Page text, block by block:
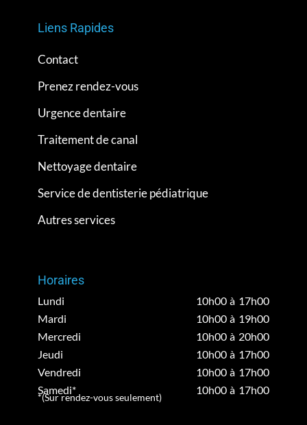
Liens Rapides
Contact
Prenez rendez-vous
Urgence dentaire
Traitement de canal
Nettoyage dentaire
Service de dentisterie pédiatrique
Autres services
Horaires
Lundi
10h00 à 17h00
Mardi
10h00 à 19h00
Mercredi
10h00 à 20h00
Jeudi
10h00 à 17h00
Vendredi
10h00 à 17h00
Samedi*
10h00 à 17h00
*(Sur rendez-vous seulement)